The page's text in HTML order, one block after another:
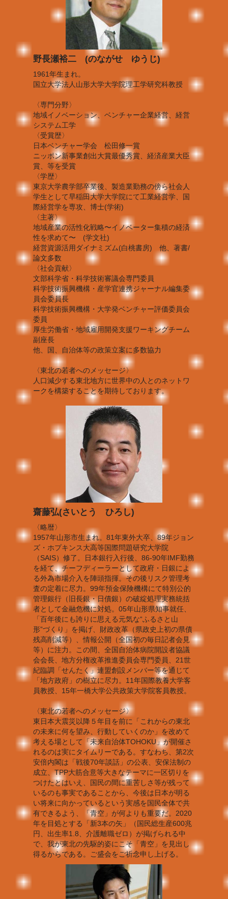
野長瀬裕二 (のながせ ゆうじ)
1961年生まれ。
国立大学法人山形大学大学院理工学研究科教授
〈専門分野〉
地域イノベーション、ベンチャー企業経営、経営
システム工学
〈受賞歴〉
日本ベンチャー学会 松田修一賞
ニッポン新事業創出大賞最優秀賞、経済産業大臣
賞、等を受賞
〈学歴〉
東京大学農学部卒業後、製造業勤務の傍ら社会人
学生として早稲田大学大学院にて工業経営学、国
際経営学を専攻、博士(学術)
〈主著〉
地域産業の活性化戦略〜イノベーター集積の経済
性を求めて〜 (学文社)
経営資源活用ダイナミズム(白桃書房) 他、著書/
論文多数
〈社会貢献〉
文部科学省・科学技術審議会専門委員
科学技術振興機構・産学官連携ジャーナル編集委
員会委員長
科学技術振興機構・大学発ベンチャー評価委員会
委員
厚生労働省・地域雇用開発支援ワーキングチーム
副座長
他、国、自治体等の政策立案に多数協力
〈東北の若者へのメッセージ〉
人口減少する東北地方に世界中の人とのネットワ
ークを構築することを期待しております。
齋藤弘(さいとう ひろし)
〈略暦〉
1957年山形市生まれ。81年東外大卒、89年ジョン
ズ・ホプキンス大高等国際問題研究大学院
（SAIS）修了。日本銀行入行後、86-90年IMF勤務
を経て、チーフディーラーとして政府・日銀によ
る外為市場介入を陣頭指揮。その後リスク管理考
査の定着に尽力。99年預金保険機構にて特別公的
管理銀行（旧長銀・日債銀）の破綻処理実務統括
者として金融危機に対処。05年山形県知事就任、
「百年後にも誇りに思える元気な“ふるさと山
形”づくり」を掲げ、財政改革（県政史上初の県債
残高削減等）、情報公開（全国初の毎日記者会見
等）に注力。この間、全国自治体病院開設者協議
会会長、地方分権改革推進委員会専門委員、21世
紀臨調「せんたく」連盟創設メンバー等を通じて
「地方政府」の樹立に尽力。11年国際教養大学客
員教授、15年一橋大学公共政策大学院客員教授。
〈東北の若者へのメッセージ〉
東日本大震災以降５年目を前に「これからの東北
の未来に何を望み、行動していくのか」を改めて
考える場として「未来自治体TOHOKU」が開催さ
れるのは実にタイムリーである。すなわち、第2次
安倍内閣は「戦後70年談話」の公表、安保法制の
成立、TPP大筋合意等大きなテーマに一区切りを
つけたとはいえ、国民の間に重苦しさ等が残って
いるのも事実であることから、今後は日本が明る
い将来に向かっているという実感を国民全体で共
有できるよう、「青空」が何よりも重要だ。2020
年を目処とする「新3本の矢」（国民総生産600兆
円、出生率1.8、介護離職ゼロ）が掲げられる中
で、我が東北の先駆的姿にこそ「青空」を見出し
得るからである。ご盛会をご祈念申し上げる。